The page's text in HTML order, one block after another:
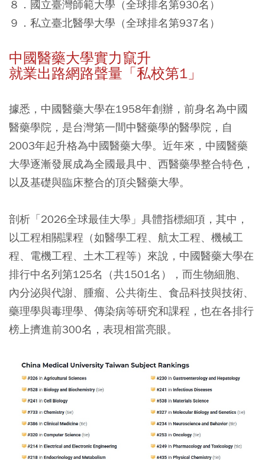
８．國立臺灣師範大學（全球排名第930名）
９．私立臺北醫學大學（全球排名第937名）
中國醫藥大學實力竄升
就業出路網路聲量「私校第1」
據悉，中國醫藥大學在1958年創辦，前身名為中國
醫藥學院，是台灣第一間中醫藥學的醫學院，自
2003年起升格為中國醫藥大學。近年來，中國醫藥
大學逐漸發展成為全國最具中、西醫藥學整合特色，
以及基礎與臨床整合的頂尖醫藥大學。
剖析「2026全球最佳大學」具體指標細項，其中，
以工程相關課程（如醫學工程、航太工程、機械工
程、電機工程、土木工程等）來說，中國醫藥大學在
排行中名列第125名（共1501名），而生物細胞、
內分泌與代謝、腫瘤、公共衛生、食品科技與技術、
藥理學與毒理學、傳染病等研究和課程，也在各排行
榜上擠進前300名，表現相當亮眼。